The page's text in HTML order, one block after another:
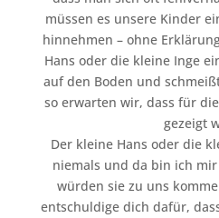
müssen es unsere Kinder
hinnehmen – ohne
Hans oder die kleine Inge
auf den Boden und
so erwarten wir, dass für
gezeigt
Der kleine Hans oder die
niemals und da bin ich
würden sie zu uns
entschuldige dich dafür,